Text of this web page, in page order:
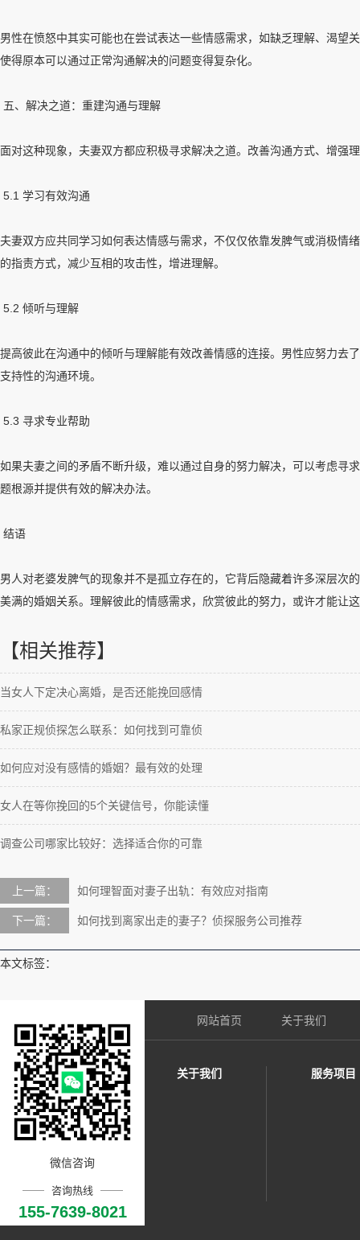
男性在愤怒中其实可能也在尝试表达一些情感需求，如缺乏理解、渴望
使得原本可以通过正常沟通解决的问题变得复杂化。
五、解决之道：重建沟通与理解
面对这种现象，夫妻双方都应积极寻求解决之道。改善沟通方式、增强
5.1 学习有效沟通
夫妻双方应共同学习如何表达情感与需求，不仅仅依靠发脾气或消极
的指责方式，减少互相的攻击性，增进理解。
5.2 倾听与理解
提高彼此在沟通中的倾听与理解能有效改善情感的连接。男性应努力去
支持性的沟通环境。
5.3 寻求专业帮助
如果夫妻之间的矛盾不断升级，难以通过自身的努力解决，可以考虑寻
题根源并提供有效的解决办法。
结语
男人对老婆发脾气的现象并不是孤立存在的，它背后隐藏着许多深层次
美满的婚姻关系。理解彼此的情感需求，欣赏彼此的努力，或许才能让
【相关推荐】
当女人下定决心离婚，是否还能挽回感情
私家正规侦探怎么联系：如何找到可靠侦
如何应对没有感情的婚姻？最有效的处理
女人在等你挽回的5个关键信号，你能读懂
调查公司哪家比较好：选择适合你的可靠
上一篇： 如何理智面对妻子出轨：有效应对指南
下一篇： 如何找到离家出走的妻子？侦探服务公司推荐
本文标签：
微信咨询
咨询热线
155-7639-8021
网站首页 关于我们
关于我们 服务项目